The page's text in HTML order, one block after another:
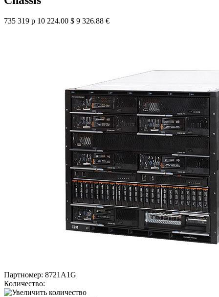
735 319 р 10 224.00 $ 9 326.88 €
Партномер: 8721A1G
Количество: